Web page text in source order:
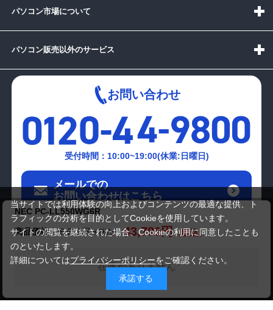
NEC PC-LL550WG6R
商品価格 49,280円 43,780円
在庫がありません
パソコン市場について
パソコン販売以外のサービス
お問い合わせ
受付時間：10:00~19:00(休業:日曜日)
メールでの
お問い合わせはこちら
Copyright(c)2024 mediator Co., Ltd. ALL Rights Reserved
当サイトでは利用体験の向上およびコンテンツの最適な提供、ト
ラフィックの分析を目的としてCookieを使用しています。
サイトの閲覧を継続された場合、Cookieの利用に同意したことも
のといたします。
詳細についてはプライバシーポリシーをご確認ください。
承諾する